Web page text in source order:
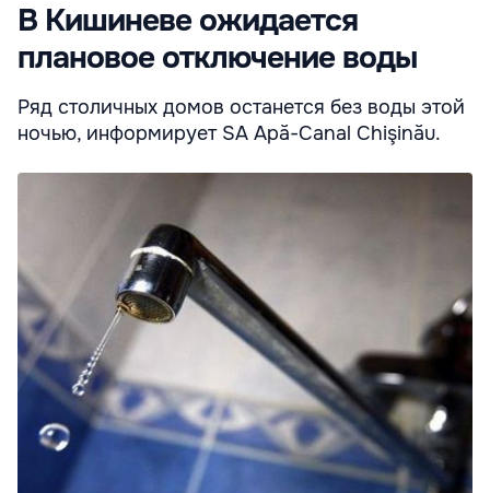
В Кишиневе ожидается
плановое отключение воды
Ряд столичных домов останется без воды этой
ночью, информирует SA Apă-Canal Chişinău.